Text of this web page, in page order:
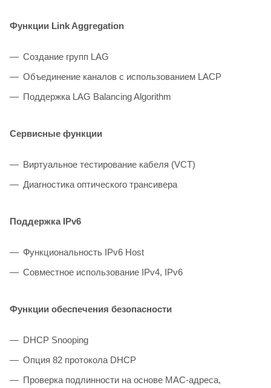
Функции Link Aggregation
Создание групп LAG
Объединение каналов с использованием LACP
Поддержка LAG Balancing Algorithm
Сервисные функции
Виртуальное тестирование кабеля (VCT)
Диагностика оптического трансивера
Поддержка IPv6
Функциональность IPv6 Host
Совместное использование IPv4, IРv6
Функции обеспечения безопасности
DHCP Snooping
Опция 82 протокола DHCP
Проверка подлинности на основе MAC-адреса,